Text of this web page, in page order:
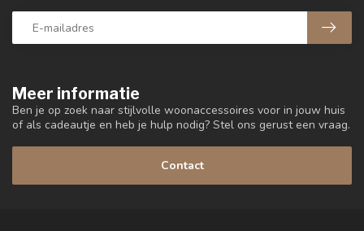
Meer informatie
Ben je op zoek naar stijlvolle woonaccessoires voor in jouw huis
of als cadeautje en heb je hulp nodig? Stel ons gerust een vraag.
Contact